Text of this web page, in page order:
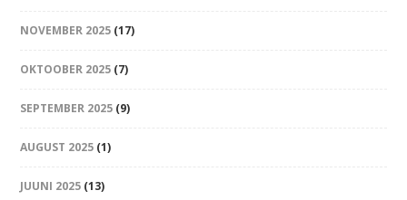
NOVEMBER 2025 (17)
OKTOOBER 2025 (7)
SEPTEMBER 2025 (9)
AUGUST 2025 (1)
JUUNI 2025 (13)